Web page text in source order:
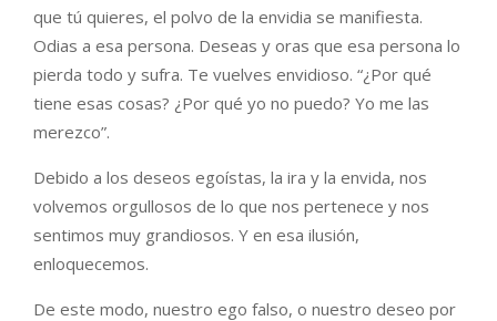
que tú quieres, el polvo de la envidia se manifiesta.
Odias a esa persona. Deseas y oras que esa persona lo
pierda todo y sufra. Te vuelves envidioso. “¿Por qué
tiene esas cosas? ¿Por qué yo no puedo? Yo me las
merezco”.
Debido a los deseos egoístas, la ira y la envida, nos
volvemos orgullosos de lo que nos pertenece y nos
sentimos muy grandiosos. Y en esa ilusión,
enloquecemos.
De este modo, nuestro ego falso, o nuestro deseo por